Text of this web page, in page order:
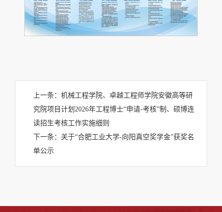
上一条： 机械工程学院、卓越工程师学院安徽高等研
究院项目计划2026年工程博士“申请-考核”制、硕博连
读招生考核工作实施细则
下一条： 关于“合肥工业大学-向阳真空奖学金”获奖名
单公示